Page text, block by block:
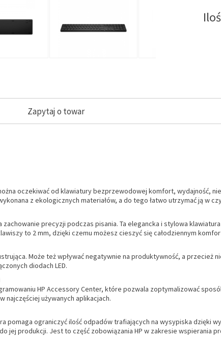
Zapytaj o towar
oczekiwać od klawiatury bezprzewodowej komfort, wydajność,
z ekologicznych materiałów, a do tego łatwo utrzymać ją w
zachowanie precyzji podczas pisania. Ta elegancka i stylowa
to 2 mm, dzięki czemu możesz cieszyć się całodziennym
Może też wpływać negatywnie na produktywność, a przecież
diodach LED.
HP Accessory Center, które pozwala zoptymalizować
najczęściej używanych aplikacjach.
pomaga ograniczyć ilość odpadów trafiających na wysypiska dzięki
jej produkcji. Jest to część zobowiązania HP w zakresie